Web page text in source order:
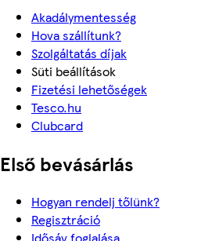
Akadálymentesség
Hova szállítunk?
Szolgáltatás díjak
Süti beállítások
Fizetési lehetőségek
Tesco.hu
Clubcard
Első bevásárlás
Hogyan rendelj tőlünk?
Regisztráció
Idősáv foglalása